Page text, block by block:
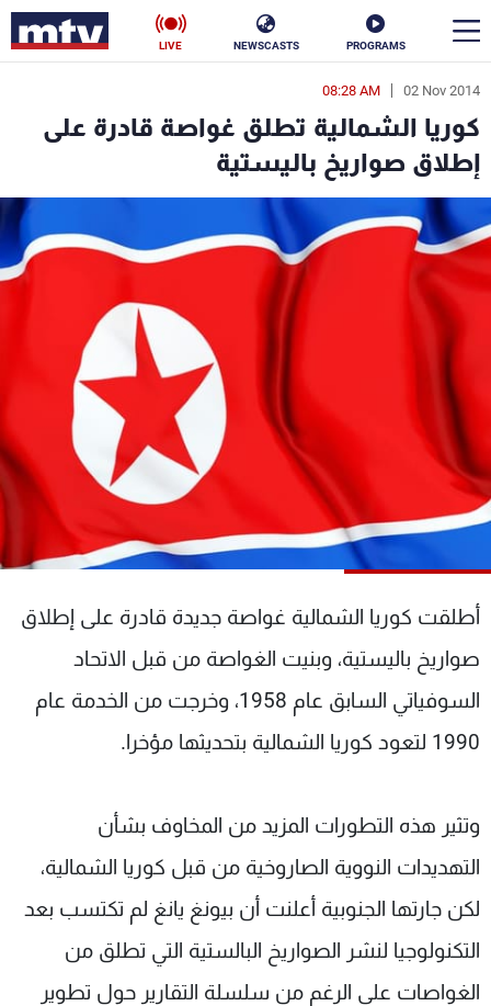
PROGRAMS
NEWSCASTS
LIVE
02 Nov 2014
08:28 AM
كوريا الشمالية تطلق غواصة قادرة على
إطلاق صواريخ باليستية
أطلقت كوريا الشمالية غواصة جديدة قادرة على إطلاق
صواريخ باليستية، وبنيت الغواصة من قبل الاتحاد
السوفياتي السابق عام 1958، وخرجت من الخدمة عام
1990 لتعود كوريا الشمالية بتحديثها مؤخرا.
وتثير هذه التطورات المزيد من المخاوف بشأن
التهديدات النووية الصاروخية من قبل كوريا الشمالية،
لكن جارتها الجنوبية أعلنت أن بيونغ يانغ لم تكتسب بعد
التكنولوجيا لنشر الصواريخ البالستية التي تطلق من
الغواصات على الرغم من سلسلة التقارير حول تطوير
en
الأخبار
سياسة ناس
إقتصاد فن
منوعات
البرامج
جدول البرامج
شاهد البرامج
عن MTV
لاعلاناتكم
وظائف
شروط الإسـتخدام